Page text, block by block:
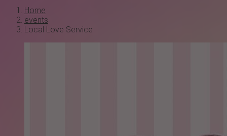
Home
events
Local Love Service